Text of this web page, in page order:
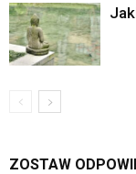
ZOSTAW